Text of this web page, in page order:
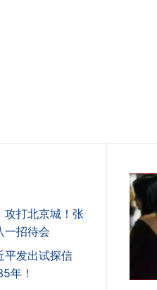
攻打北京城！张
一招待会
平发出试探信
年！